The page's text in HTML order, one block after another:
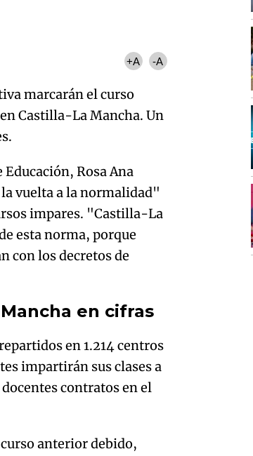
+A -A
marcarán el curso
Castilla-La Mancha. Un
Rosa Ana
vuelta a la normalidad"
impares. "Castilla-La
esta norma, porque
con los decretos de
en cifras
en 1.214 centros
impartirán sus clases a
contratos en el
anterior debido,